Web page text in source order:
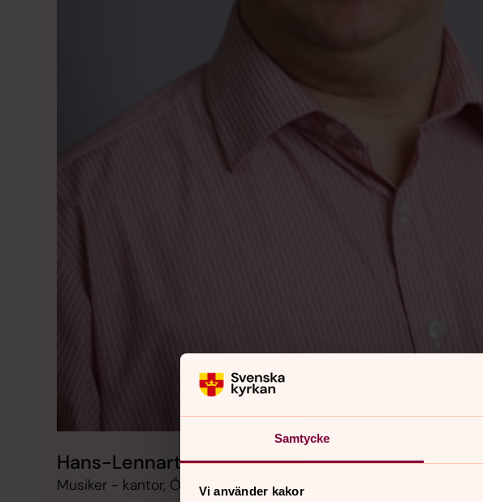
Samtycke
Vi använder kakor
Hans-Lennart Dahl
Musiker - kantor, Östertälje församling, Svenska kyrkan i Södertälje